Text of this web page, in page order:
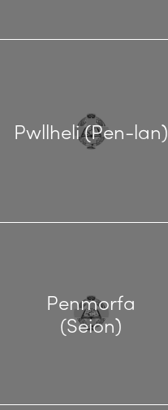
Pwllheli (Pen-lan)
Penmorfa
(Seion)